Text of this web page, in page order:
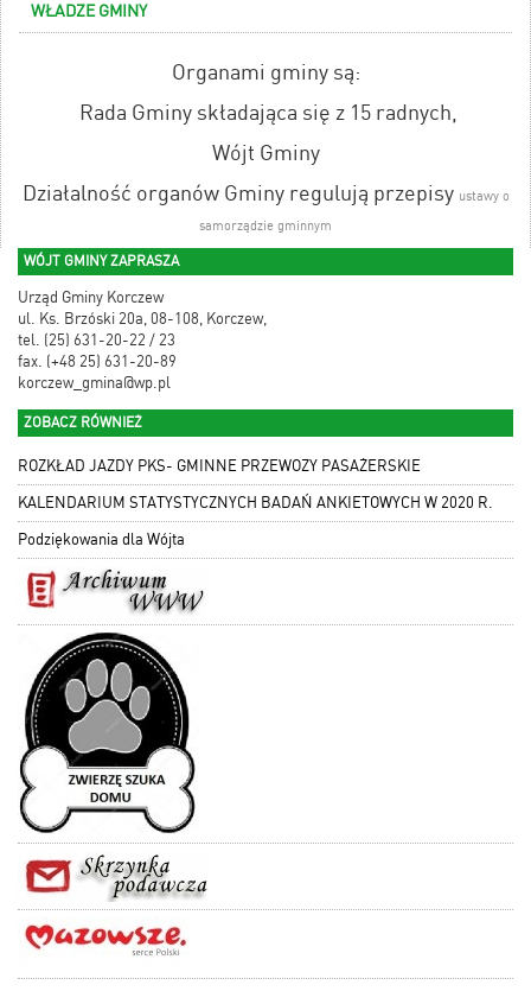
WŁADZE GMINY
Organami gminy są:
Rada Gminy składająca się z 15 radnych,
Wójt Gminy
Działalność organów Gminy regulują przepisy ustawy o
samorządzie gminnym
WÓJT GMINY ZAPRASZA
Urząd Gminy Korczew
ul. Ks. Brzóski 20a, 08-108, Korczew,
tel. (25) 631-20-22 / 23
fax. (+48 25) 631-20-89
korczew_gmina@wp.pl
ZOBACZ RÓWNIEŻ
ROZKŁAD JAZDY PKS- GMINNE PRZEWOZY PASAŻERSKIE
KALENDARIUM STATYSTYCZNYCH BADAŃ ANKIETOWYCH W 2020 R.
Podziękowania dla Wójta